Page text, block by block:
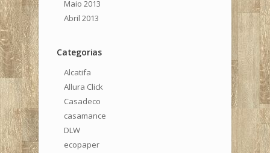
Maio 2013
Abril 2013
Categorias
Alcatifa
Allura Click
Casadeco
casamance
DLW
ecopaper